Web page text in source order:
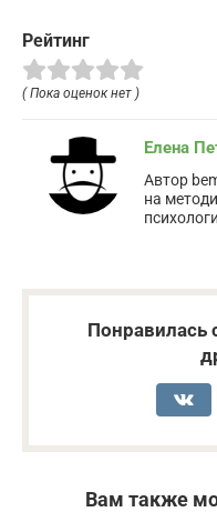
Рейтинг
( Пока оценок нет )
Елена
Автор
на
Понравилась
Вам также